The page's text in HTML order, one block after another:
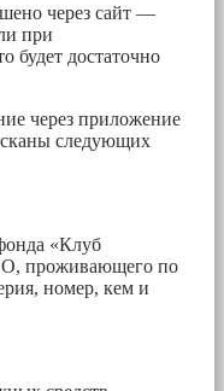
через сайт —
при
будет достаточно
через приложение
следующих
«Клуб
проживающего по
номер, кем и